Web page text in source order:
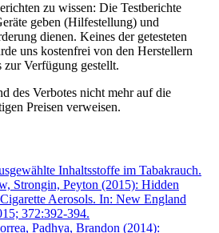
zu wissen: Die Testberichte
geben (Hilfestellung) und
dienen. Keines der getesteten
uns kostenfrei von den Herstellern
zur Verfügung gestellt.
des Verbotes nicht mehr auf die
Preisen verweisen.
Inhaltsstoffe im Tabakrauch.
Strongin, Peyton (2015): Hidden
Aerosols. In: New England
372:392-394.
Padhya, Brandon (2014):